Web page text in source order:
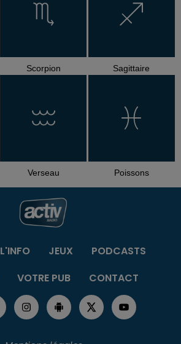
Scorpion Sagittaire
Verseau Poissons
L'INFO JEUX
PODCASTS
VOTRE PUB CONTACT